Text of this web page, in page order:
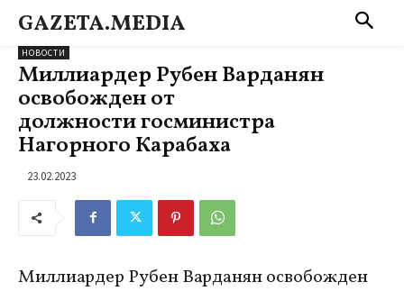
GAZETA.MEDIA
НОВОСТИ
Миллиардер Рубен Варданян
освобожден от
должности госминистра
Нагорного Карабаха
23.02.2023
Миллиардер Рубен Варданян освобожден